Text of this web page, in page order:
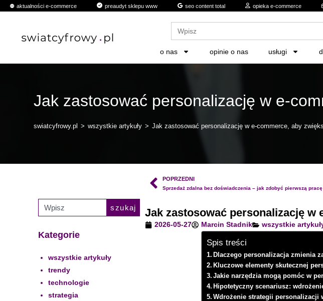
aktualności e-commerce preaudyt sklepu www seo content total opieka e-commerce
Search
for:
o nas opinie o nas usługi
Jak zastosować personalizację w e-
swiatcyfrowy.pl > wszystkie artykuły > Jak zastosować personalizację w e-commerce, aby
szukaj
Kategorie
wszystkie artykuły
trendy
technologie
strategia
POPRZEDNI
Jak zastosować personalizację w
2026-05-27 Marcin Stadnik wszystkie
Spis treści
Dlaczego personalizacja zmienia
Kluczowe elementy skutecznej
Jakie narzędzia mogą pomóc w
Hipotetyczny scenariusz:
Wdrożenie strategii personalizacji